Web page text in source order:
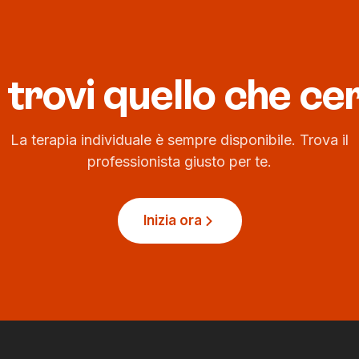
trovi quello che
La terapia individuale è sempre disponibile. Trova il
professionista giusto per te.
Inizia ora